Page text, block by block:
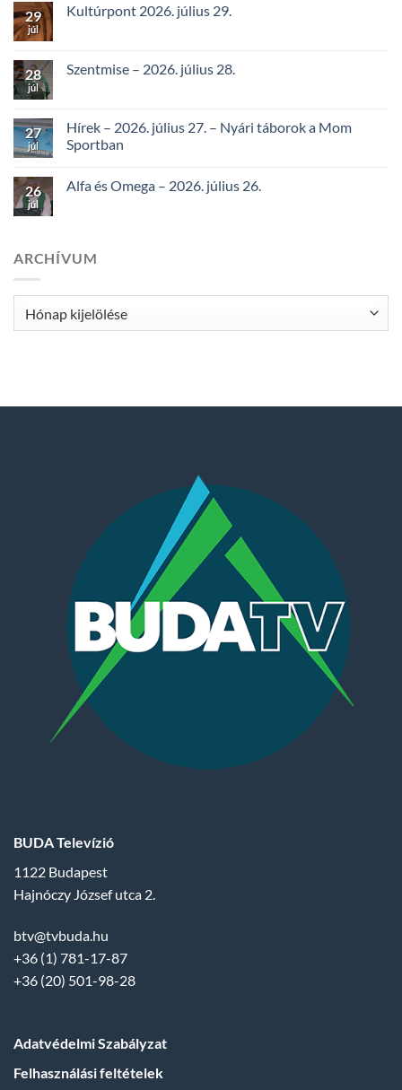
29
júl
Kultúrpont 2026. július 29.
28
júl
Szentmise – 2026. július 28.
27
júl
Hírek – 2026. július 27. – Nyári táborok a Mom
Sportban
26
júl
Alfa és Omega – 2026. július 26.
ARCHÍVUM
BUDA Televízió
1122 Budapest
Hajnóczy József utca 2.
btv@tvbuda.hu
+36 (1) 781-17-87
+36 (20) 501-98-28
Adatvédelmi Szabályzat
Felhasználási feltételek